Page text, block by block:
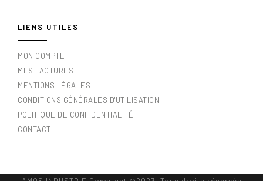
LIENS UTILES
MON COMPTE
MES FACTURES
MENTIONS LÉGALES
CONDITIONS GÉNÉRALES D'UTILISATION
POLITIQUE DE CONFIDENTIALITÉ
CONTACT